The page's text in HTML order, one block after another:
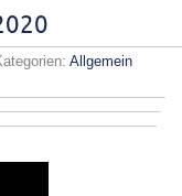
Allgemein